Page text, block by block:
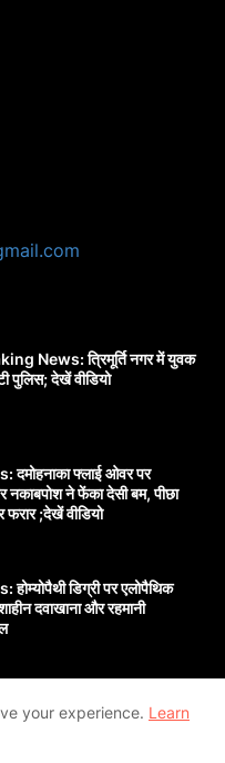
News: त्रिमूर्ति नगर में युवक
पुलिस; देखें वीडियो
फ्लाई ओवर पर
नकाबपोश ने फेंका देसी बम, पीछा
;देखें वीडियो
डिग्री पर एलोपैथिक
दवाखाना और रहमानी
your experience. Learn